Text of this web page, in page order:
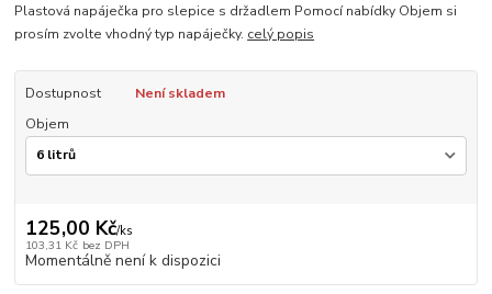
Plastová napáječka pro slepice s držadlem Pomocí nabídky Objem si
prosím zvolte vhodný typ napáječky. celý popis
Dostupnost
Není skladem
Objem
125,00 Kč/ks
103,31 Kč bez DPH
Momentálně není k dispozici